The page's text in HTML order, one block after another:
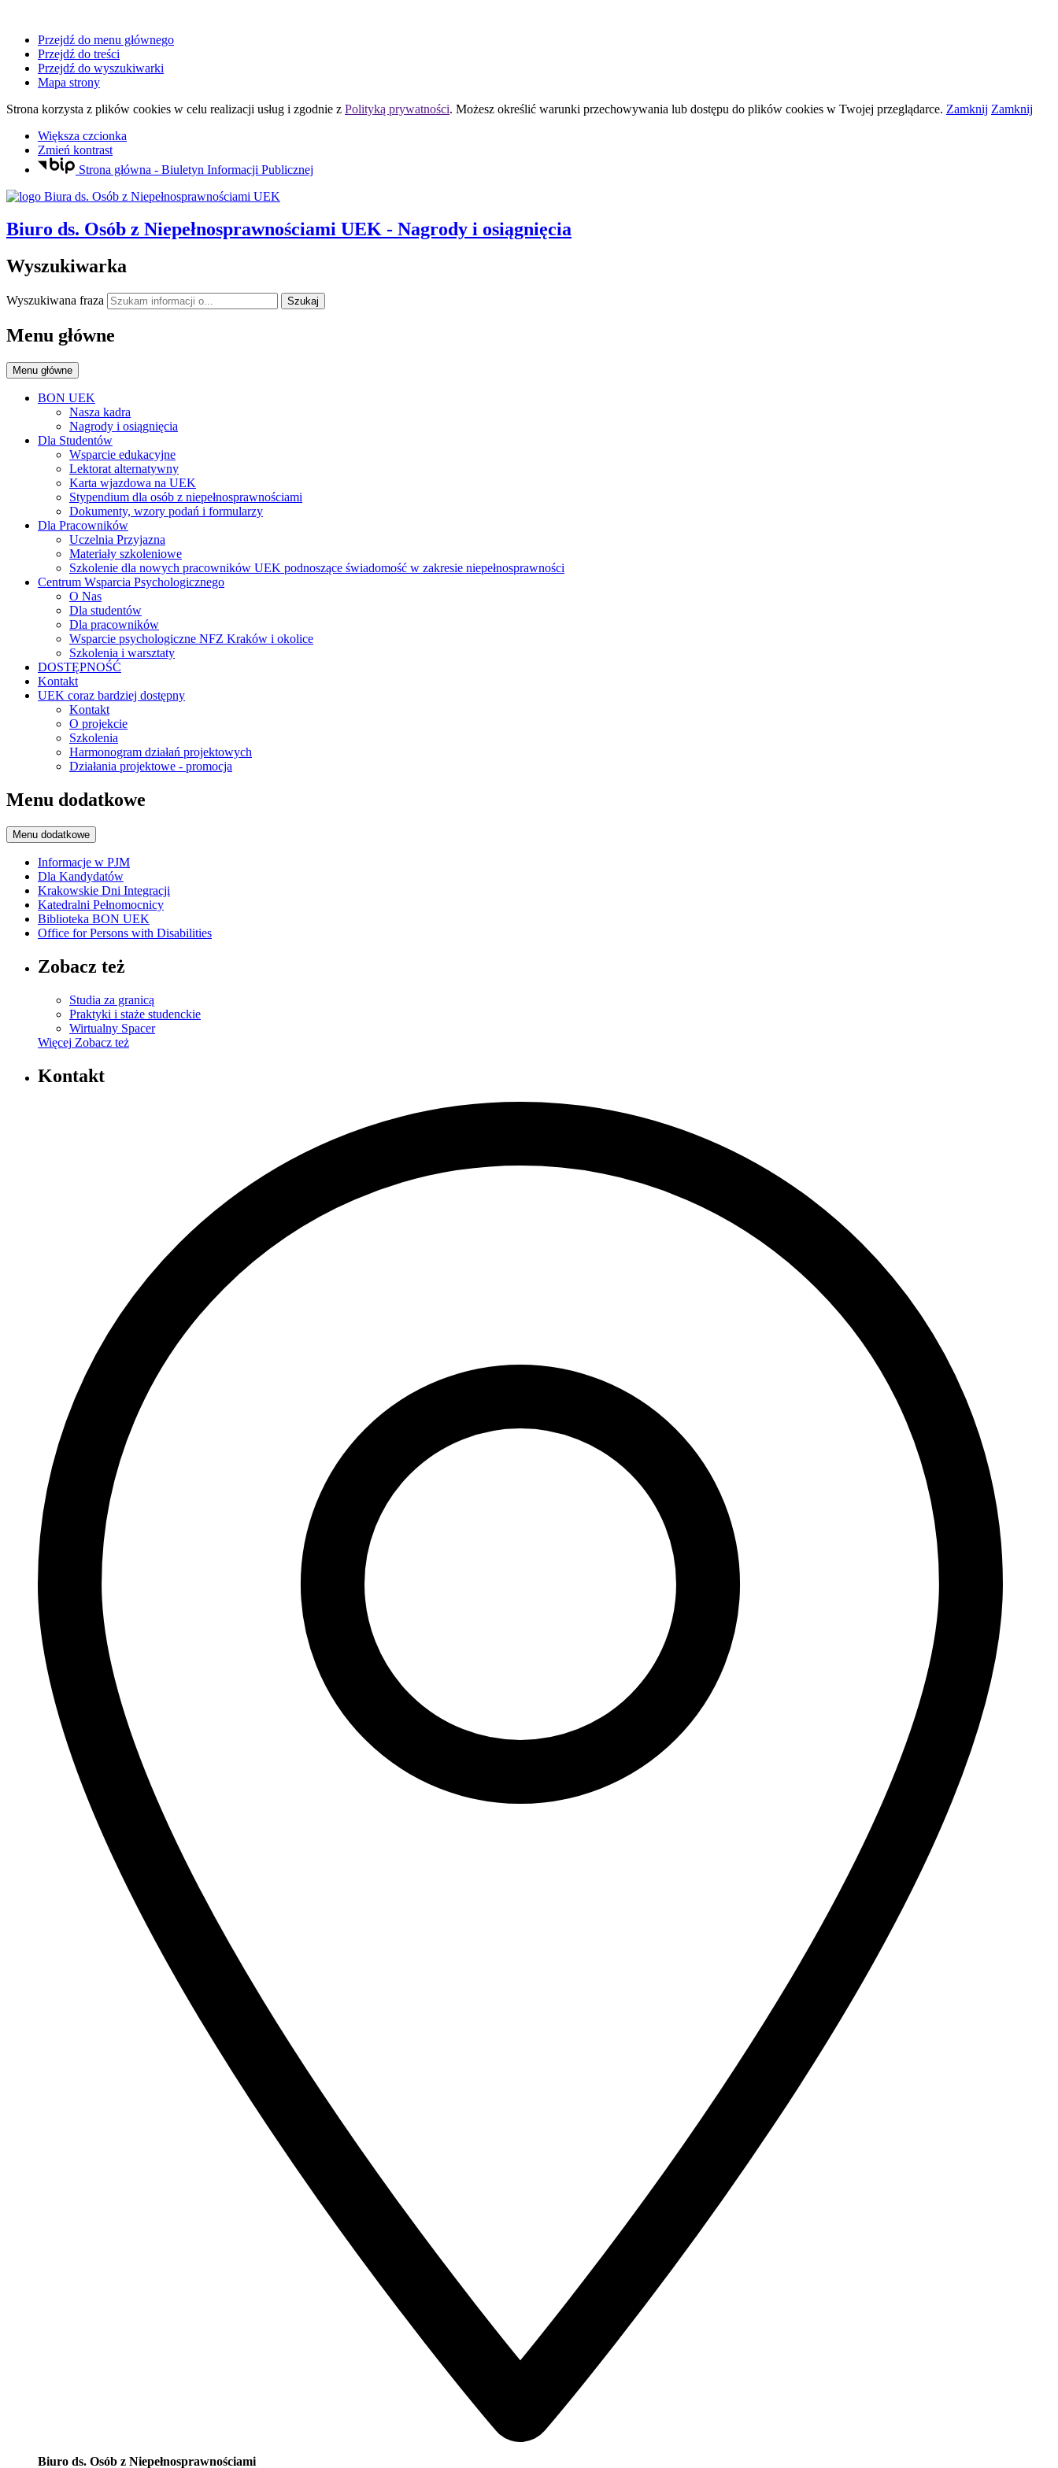
Przejdź do menu głównego
Przejdź do treści
Przejdź do wyszukiwarki
Mapa strony
Strona korzysta z plików cookies w celu realizacji usług i zgodnie z Polityką prywatności. Możesz określić warunki przechowywania lub dostępu do plików cookies w Twojej przeglądarce. Zamknij Zamknij
Większa czcionka
Zmień kontrast
Strona główna - Biuletyn Informacji Publicznej
Biuro ds. Osób z Niepełnosprawnościami UEK - Nagrody i osiągnięcia
Wyszukiwarka
Wyszukiwana fraza Szukaj
Menu główne
Menu główne
BON UEK
Nasza kadra
Nagrody i osiągnięcia
Dla Studentów
Wsparcie edukacyjne
Lektorat alternatywny
Karta wjazdowa na UEK
Stypendium dla osób z niepełnosprawnościami
Dokumenty, wzory podań i formularzy
Dla Pracowników
Uczelnia Przyjazna
Materiały szkoleniowe
Szkolenie dla nowych pracowników UEK podnoszące świadomość w zakresie niepełnosprawności
Centrum Wsparcia Psychologicznego
O Nas
Dla studentów
Dla pracowników
Wsparcie psychologiczne NFZ Kraków i okolice
Szkolenia i warsztaty
DOSTĘPNOŚĆ
Kontakt
UEK coraz bardziej dostępny
Kontakt
O projekcie
Szkolenia
Harmonogram działań projektowych
Działania projektowe - promocja
Menu dodatkowe
Menu dodatkowe
Informacje w PJM
Dla Kandydatów
Krakowskie Dni Integracji
Katedralni Pełnomocnicy
Biblioteka BON UEK
Office for Persons with Disabilities
Zobacz też
Studia za granicą
Praktyki i staże studenckie
Wirtualny Spacer
Więcej Zobacz też
Kontakt
Biuro ds. Osób z Niepełnosprawnościami